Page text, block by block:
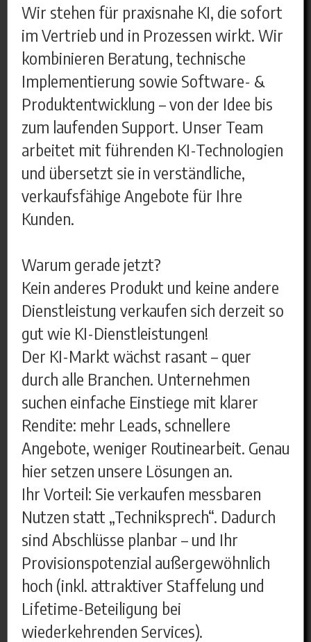
Wir stehen für praxisnahe KI, die sofort
im Vertrieb und in Prozessen wirkt. Wir
kombinieren Beratung, technische
Implementierung sowie Software- &
Produktentwicklung – von der Idee bis
zum laufenden Support. Unser Team
arbeitet mit führenden KI-Technologien
und übersetzt sie in verständliche,
verkaufsfähige Angebote für Ihre
Kunden.
Warum gerade jetzt?
Kein anderes Produkt und keine andere
Dienstleistung verkaufen sich derzeit so
gut wie KI-Dienstleistungen!
Der KI-Markt wächst rasant – quer
durch alle Branchen. Unternehmen
suchen einfache Einstiege mit klarer
Rendite: mehr Leads, schnellere
Angebote, weniger Routinearbeit. Genau
hier setzen unsere Lösungen an.
Ihr Vorteil: Sie verkaufen messbaren
Nutzen statt „Techniksprech“. Dadurch
sind Abschlüsse planbar – und Ihr
Provisionspotenzial außergewöhnlich
hoch (inkl. attraktiver Staffelung und
Lifetime-Beteiligung bei
wiederkehrenden Services).